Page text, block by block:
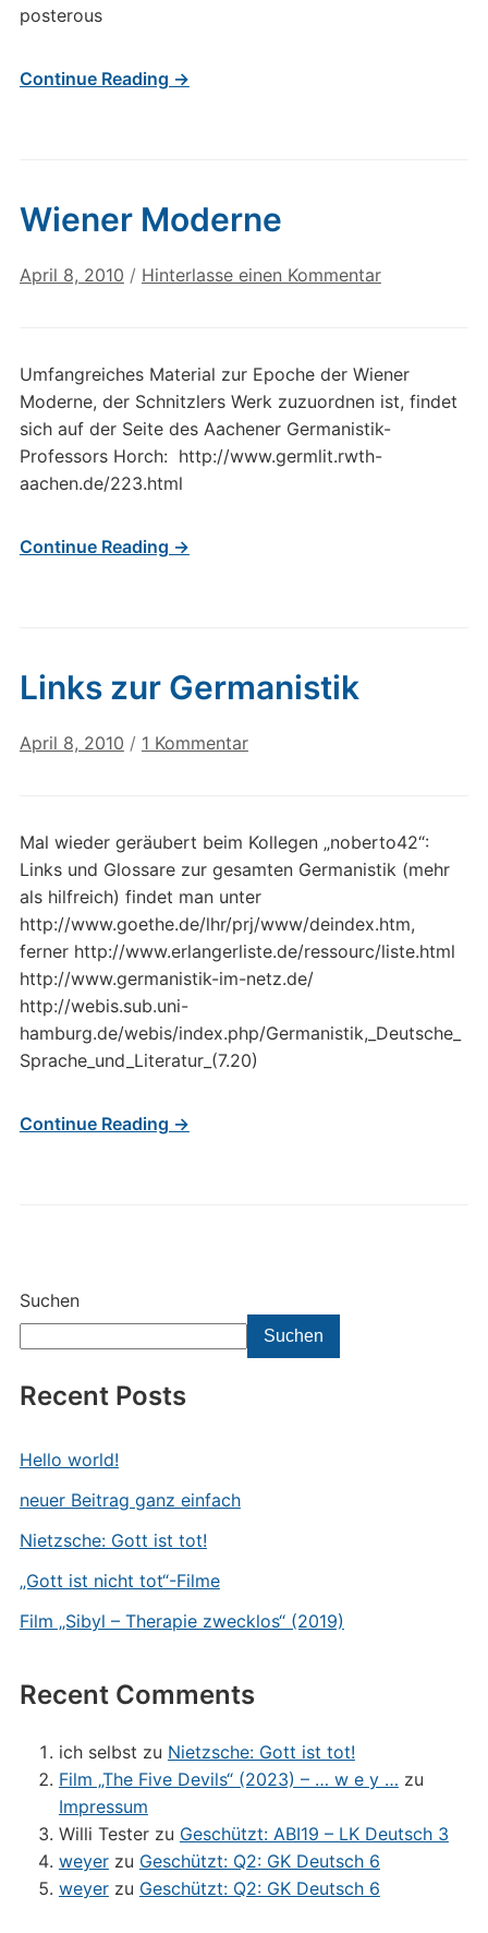
Suchen
Suchen
Recent Posts
Hello world!
neuer Beitrag ganz einfach
Nietzsche: Gott ist tot!
„Gott ist nicht tot“-Filme
Film „Sibyl – Therapie zwecklos“ (2019)
Recent Comments
ich selbst zu Nietzsche: Gott ist tot!
Film „The Five Devils“ (2023) – … w e y … zu
Impressum
Willi Testerzu Geschützt: ABI19 – LK Deutsch 3
weyerzu Geschützt: Q2: GK Deutsch 6
weyerzu Geschützt: Q2: GK Deutsch 6
posterous
Continue Reading →
Wiener Moderne
April 8, 2010 / Hinterlasse einen Kommentar
Umfangreiches Material zur Epoche der Wiener
Moderne, der Schnitzlers Werk zuzuordnen ist, findet
sich auf der Seite des Aachener Germanistik-
Professors Horch: http://www.germlit.rwth-
aachen.de/223.html
Continue Reading →
Links zur Germanistik
April 8, 2010 / 1 Kommentarzu
Mal wieder geräubert beim Kollegen „noberto42“:
Links und Glossare zur gesamten Germanistik (mehr
als hilfreich) findet man unter
http://www.goethe.de/lhr/prj/www/deindex.htm,
ferner http://www.erlangerliste.de/ressourc/liste.html
http://www.germanistik-im-netz.de/
http://webis.sub.uni-
hamburg.de/webis/index.php/Germanistik,_Deutsche_
Sprache_und_Literatur_(7.20)
Continue Reading →